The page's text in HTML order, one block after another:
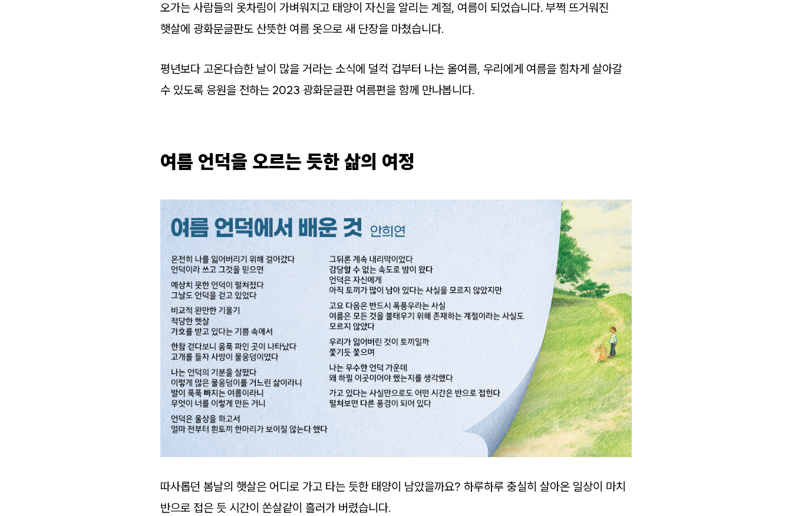
오가는 사람들의 옷차림이 가벼워지고 태양이 자신을 알리는 계절, 여름이 되었습니다. 부쩍 뜨거워진
햇살에 광화문글판도 산뜻한 여름 옷으로 새 단장을 마쳤습니다.
평년보다 고온다습한 날이 많을 거라는 소식에 덜컥 겁부터 나는 올여름, 우리에게 여름을 힘차게 살아갈
수 있도록 응원을 전하는 2023 광화문글판 여름편을 함께 만나봅니다.
여름 언덕을 오르는 듯한 삶의 여정
따사롭던 봄날의 햇살은 어디로 가고 타는 듯한 태양이 남았을까요? 하루하루 충실히 살아온 일상이 마치
반으로 접은 듯 시간이 쏜살같이 흘러가 버렸습니다.